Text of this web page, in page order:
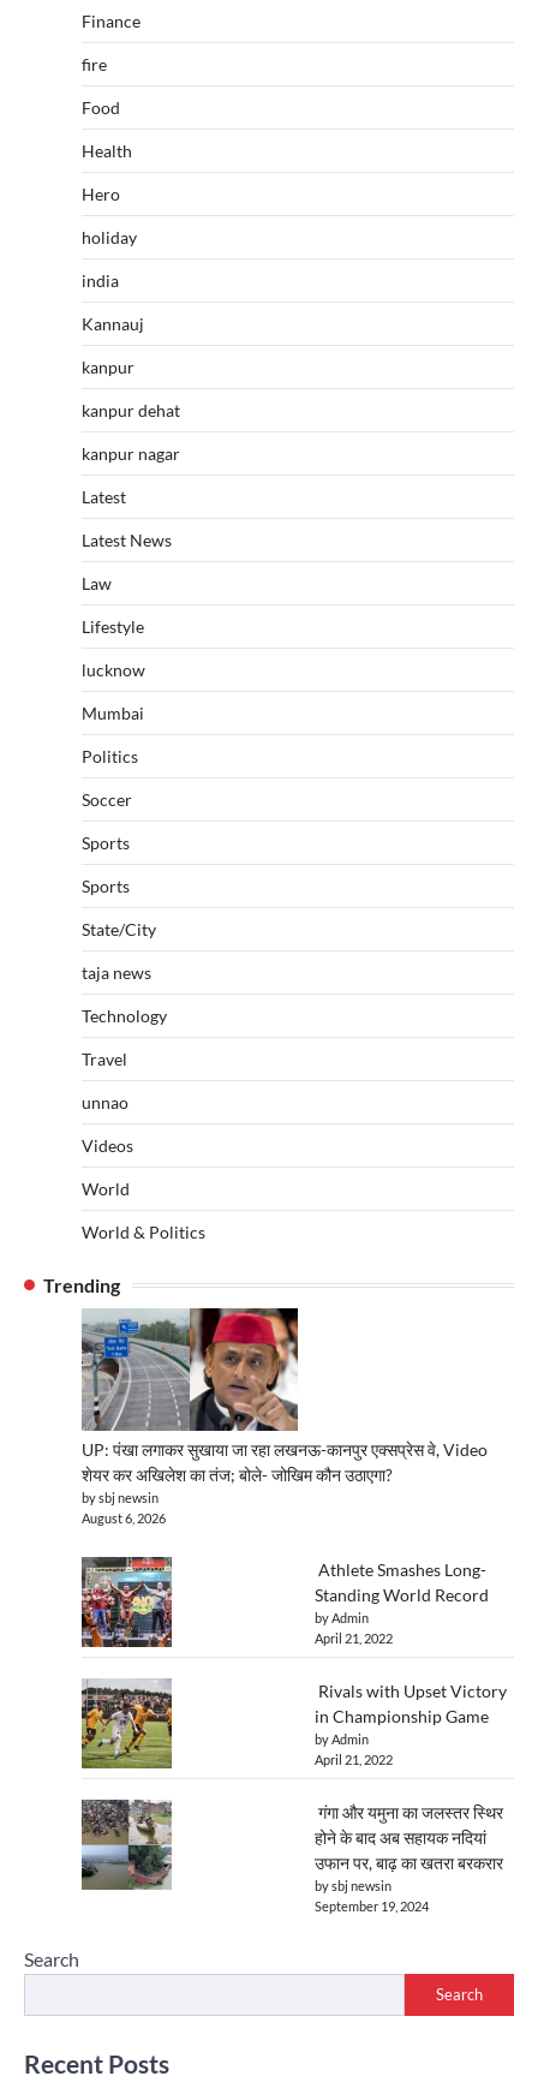
Finance
fire
Food
Health
Hero
holiday
india
Kannauj
kanpur
kanpur dehat
kanpur nagar
Latest
Latest News
Law
Lifestyle
lucknow
Mumbai
Politics
Soccer
Sports
Sports
State/City
taja news
Technology
Travel
unnao
Videos
World
World & Politics
Trending
UP: पंखा लगाकर सुखाया जा रहा लखनऊ-कानपुर एक्सप्रेस वे, Video
शेयर कर अखिलेश का तंज; बोले- जोखिम कौन उठाएगा?
by sbj newsin
August 6, 2026
Athlete Smashes Long-
Standing World Record
by Admin
April 21, 2022
Rivals with Upset Victory
in Championship Game
by Admin
April 21, 2022
गंगा और यमुना का जलस्तर स्थिर
होने के बाद अब सहायक नदियां
उफान पर, बाढ़ का खतरा बरकरार
by sbj newsin
September 19, 2024
Search
Search
Recent Posts